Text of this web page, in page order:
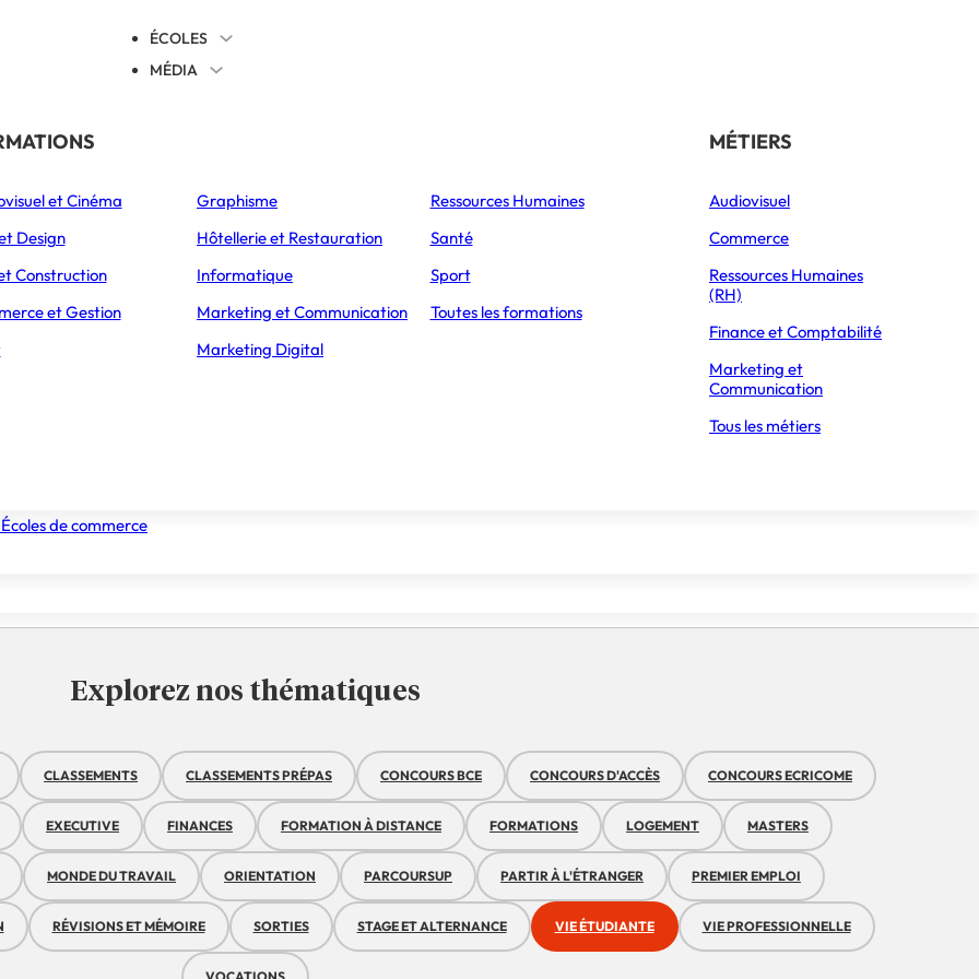
ÉCOLES
MÉDIA
Éducation
L’Express Éducation
Bachelors
L’Express Éducation
Masters
THÉMATIQUES
Orientation
Vie étudiante
Formations
Partir à l’étranger
de commerce
et Cinéma
Design
Construction
et Gestion
Graphisme
Hôtellerie et Restauration
Informatique
Marketing et Communication
Marketing Digital
Ressources Humaines
Santé
Sport
Toutes les formations
MÉTIERS
Audiovisuel
Commerce
Ressources Humaines
(RH)
Finance et Comptabilité
Marketing et
Communication
Tous les métiers
sur la vie étudiante !
Explorez nos thématiques
CLASSEMENTS CLASSEMENTS PRÉPAS CONCOURS BCE CONCOURS D'ACCÈS CONCOURS ECRICOME
EXECUTIVE FINANCES FORMATION À DISTANCE FORMATIONS LOGEMENT MASTERS
MONDE DU TRAVAIL ORIENTATION PARCOURSUP PARTIR À L'ÉTRANGER PREMIER EMPLOI
RÉVISIONS ET MÉMOIRE SORTIES STAGE ET ALTERNANCE VIE ÉTUDIANTE VIE PROFESSIONNELLE